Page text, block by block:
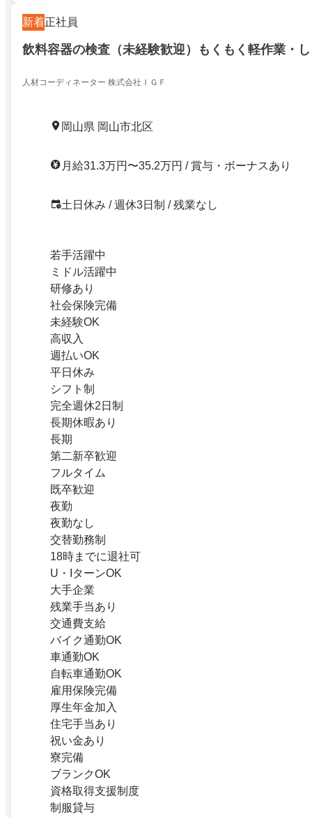
新着正社員
飲料容器の検査（未経験歓迎）もくもく軽作業・
人材コーディネーター 株式会社ＩＧＦ
岡山県 岡山市北区
月給31.3万円〜35.2万円 / 賞与・ボーナスあり
土日休み / 週休3日制 / 残業なし
若手活躍中
ミドル活躍中
研修あり
社会保険完備
未経験OK
高収入
週払いOK
平日休み
シフト制
完全週休2日制
長期休暇あり
長期
第二新卒歓迎
フルタイム
既卒歓迎
夜勤
夜勤なし
交替勤務制
18時までに退社可
U・IターンOK
大手企業
残業手当あり
交通費支給
バイク通勤OK
車通勤OK
自転車通勤OK
雇用保険完備
厚生年金加入
住宅手当あり
祝い金あり
寮完備
ブランクOK
資格取得支援制度
制服貸与